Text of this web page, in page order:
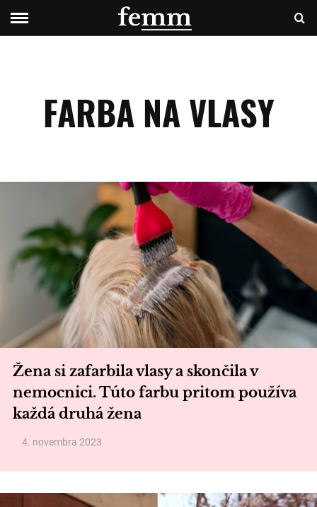
FARBA NA VLASY
Žena si zafarbila vlasy a skončila v
nemocnici. Túto farbu pritom používa
každá druhá žena
4. novembra 2023